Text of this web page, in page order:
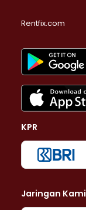
Rentfix.com
KPR
Jaringan Kami